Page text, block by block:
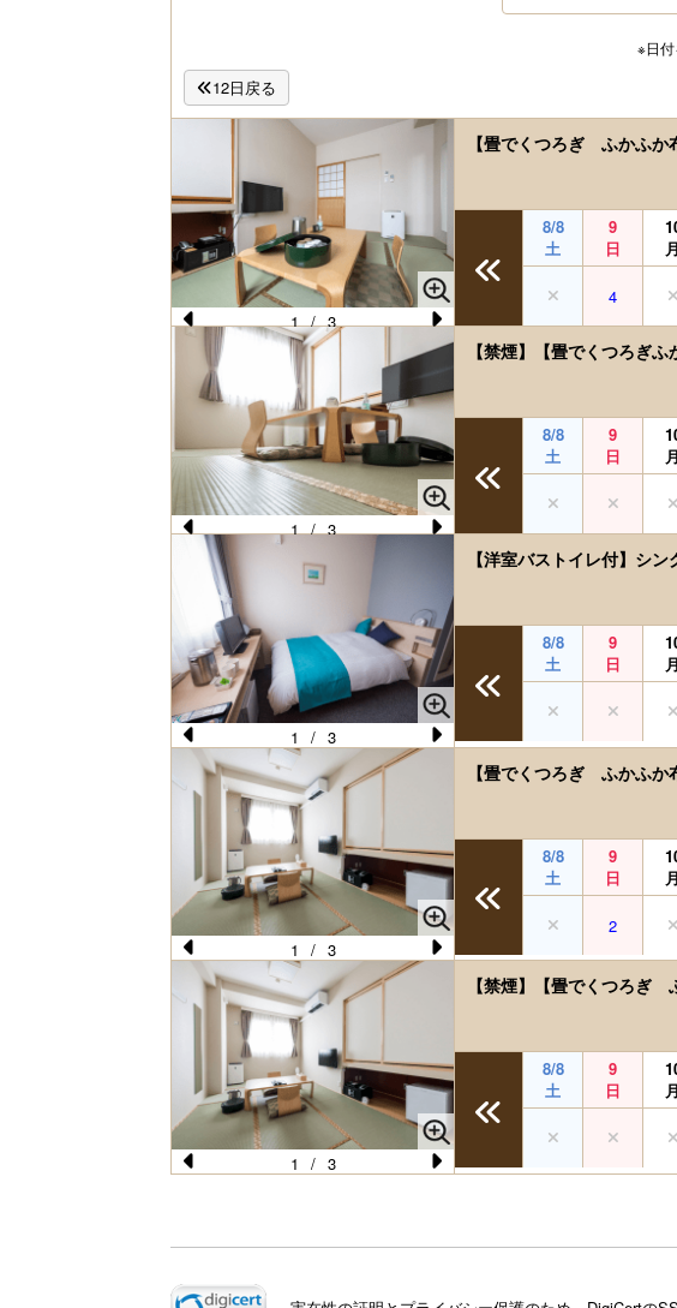
※日
12日戻る
Pr
e
o
u
s
N
e
xt
1 / 3
【畳でくつろぎ ふかふ
8/8
土
9
日
月
4
Pr
vi
o
u
s
xt
1 / 3
【禁煙】【畳でくつろぎ
8/8
土
9
日
月
Pr
e
vi
o
u
s
1 / 3
【洋室バストイレ付】シ
8/8
土
9
日
月
Pr
e
vi
o
u
s
1 / 3
【畳でくつろぎ ふかふ
8/8
土
9
日
月
2
o
1 / 3
【禁煙】【畳でくつろぎ
8/8
土
9
日
月